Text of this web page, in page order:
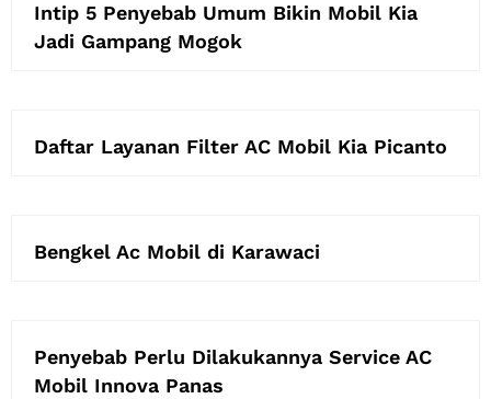
Intip 5 Penyebab Umum Bikin Mobil Kia
Jadi Gampang Mogok
Daftar Layanan Filter AC Mobil Kia Picanto
Bengkel Ac Mobil di Karawaci
Penyebab Perlu Dilakukannya Service AC
Mobil Innova Panas